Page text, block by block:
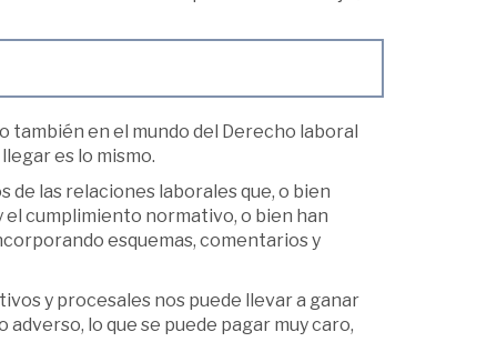
también en el mundo del Derecho laboral
es lo mismo.
de las relaciones laborales que, o bien
cumplimiento normativo, o bien han
esquemas, comentarios y
y procesales nos puede llevar a ganar
lo que se puede pagar muy caro,